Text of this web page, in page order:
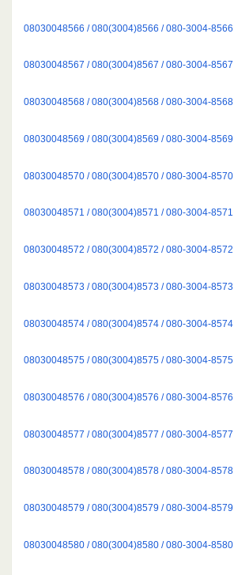
08030048566 / 080(3004)8566 / 080-3004-8566
08030048567 / 080(3004)8567 / 080-3004-8567
08030048568 / 080(3004)8568 / 080-3004-8568
08030048569 / 080(3004)8569 / 080-3004-8569
08030048570 / 080(3004)8570 / 080-3004-8570
08030048571 / 080(3004)8571 / 080-3004-8571
08030048572 / 080(3004)8572 / 080-3004-8572
08030048573 / 080(3004)8573 / 080-3004-8573
08030048574 / 080(3004)8574 / 080-3004-8574
08030048575 / 080(3004)8575 / 080-3004-8575
08030048576 / 080(3004)8576 / 080-3004-8576
08030048577 / 080(3004)8577 / 080-3004-8577
08030048578 / 080(3004)8578 / 080-3004-8578
08030048579 / 080(3004)8579 / 080-3004-8579
08030048580 / 080(3004)8580 / 080-3004-8580